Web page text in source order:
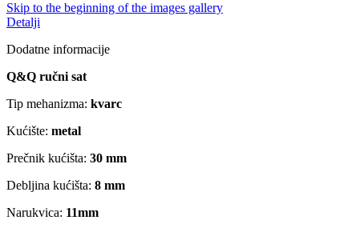
Skip to the beginning of the images gallery
Detalji
Dodatne informacije
Q&Q ručni sat
Tip mehanizma: kvarc
Kućište: metal
Prečnik kućišta: 30 mm
Debljina kućišta: 8 mm
Narukvica: 11mm